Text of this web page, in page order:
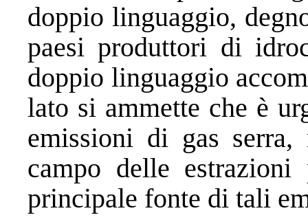
doppio linguaggio,
paesi produttori di
doppio linguaggio
lato si ammette che è
emissioni di gas
campo delle
principale fonte di tali